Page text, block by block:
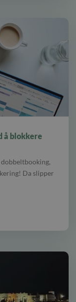
å blokkere
Da slipper